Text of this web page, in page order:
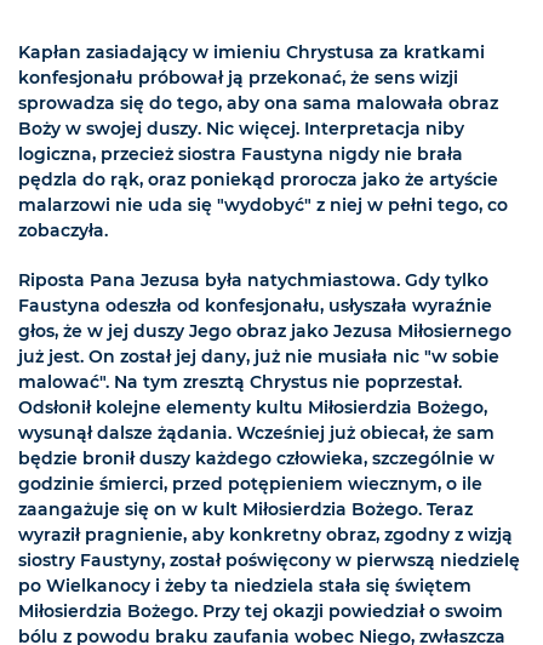
Kapłan zasiadający w imieniu Chrystusa za kratkami
konfesjonału próbował ją przekonać, że sens wizji
sprowadza się do tego, aby ona sama malowała obraz
Boży w swojej duszy. Nic więcej. Interpretacja niby
logiczna, przecież siostra Faustyna nigdy nie brała
pędzla do rąk, oraz poniekąd prorocza jako że artyście
malarzowi nie uda się "wydobyć" z niej w pełni tego, co
zobaczyła.
Riposta Pana Jezusa była natychmiastowa. Gdy tylko
Faustyna odeszła od konfesjonału, usłyszała wyraźnie
głos, że w jej duszy Jego obraz jako Jezusa Miłosiernego
już jest. On został jej dany, już nie musiała nic "w sobie
malować". Na tym zresztą Chrystus nie poprzestał.
Odsłonił kolejne elementy kultu Miłosierdzia Bożego,
wysunął dalsze żądania. Wcześniej już obiecał, że sam
będzie bronił duszy każdego człowieka, szczególnie w
godzinie śmierci, przed potępieniem wiecznym, o ile
zaangażuje się on w kult Miłosierdzia Bożego. Teraz
wyraził pragnienie, aby konkretny obraz, zgodny z wizją
siostry Faustyny, został poświęcony w pierwszą niedzielę
po Wielkanocy i żeby ta niedziela stała się świętem
Miłosierdzia Bożego. Przy tej okazji powiedział o swoim
bólu z powodu braku zaufania wobec Niego, zwłaszcza